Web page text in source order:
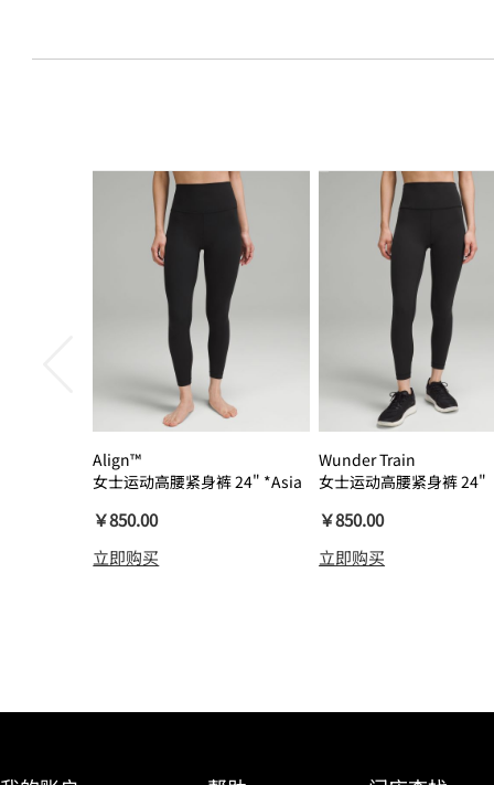
Align™
女士运动高腰紧身裤 24" *Asia
￥850.00
立即购买
Wunder Train
女士运动高腰紧身裤 24"
￥850.00
立即购买